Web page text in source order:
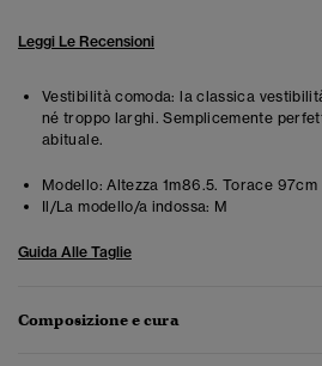
Leggi Le Recensioni
Vestibilità comoda: la classica
né troppo larghi. Semplicemente
abituale.
Modello: Altezza 1m86.5. Torace 97cm
Il/La modello/a indossa: M
Guida Alle Taglie
Composizione e cura